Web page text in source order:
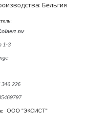
Бельгия
nv
1-3
346 226
ООО "ЭКСИСТ"